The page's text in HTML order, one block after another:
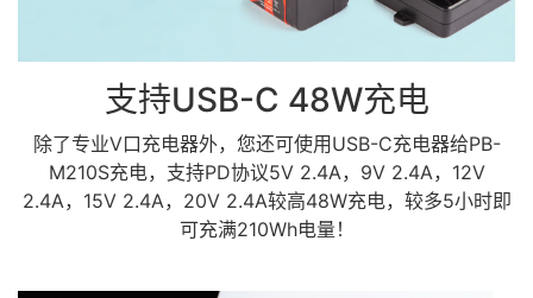
支持USB-C 48W充电
除了专业V口充电器外，您还可使用USB-C充电器给PB-
M210S充电，支持PD协议5V 2.4A，9V 2.4A，12V
2.4A，15V 2.4A，20V 2.4A较高48W充电，较多5小时即
可充满210Wh电量！